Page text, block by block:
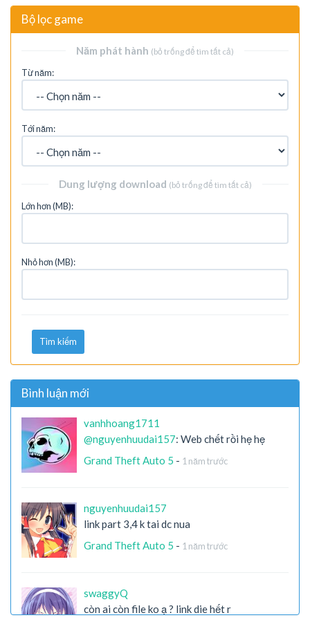
Bộ lọc game
Năm phát hành (bỏ trống để tìm tất cả)
Từ năm:
Tới năm:
Dung lượng download (bỏ trống để tìm tất cả)
Lớn hơn (MB):
Nhỏ hơn (MB):
Tìm kiếm
Bình luận mới
vanhhoang1711
@nguyenhuudai157: Web chết rồi hẹ hẹ
Grand Theft Auto 5 - 1 năm trước
nguyenhuudai157
link part 3,4 k tai dc nua
Grand Theft Auto 5 - 1 năm trước
swaggyQ
còn ai còn file ko ạ ? link die hết r